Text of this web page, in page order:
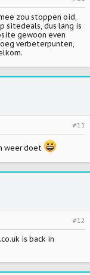
zou stoppen oid,
sitedeals, dus lang is
gewoon even
verbeterpunten,
#11
weer doet
#12
is back in